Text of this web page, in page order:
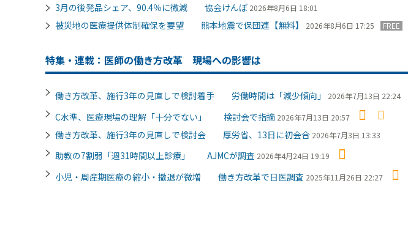
3月の後発品シェア、90.4％に微減 協会けんぽ 2026年8月6日 18:01
被災地の医療提供体制確保を要望 熊本地震で保団連【無料】 2026年8月6日 17:25 FREE
特集・連載：医師の働き方改革 現場への影響は
働き方改革、施行3年の見直しで検討着手 労働時間は「減少傾向」 2026年7月13日 22:24
C水準、医療現場の理解「十分でない」 検討会で指摘 2026年7月13日 20:57
働き方改革、施行3年の見直しで検討会 厚労省、13日に初会合 2026年7月3日 13:33
助教の7割弱「週31時間以上診療」 AJMCが調査 2026年4月24日 19:19
小児・周産期医療の縮小・撤退が微増 働き方改革で日医調査 2025年11月26日 22:27